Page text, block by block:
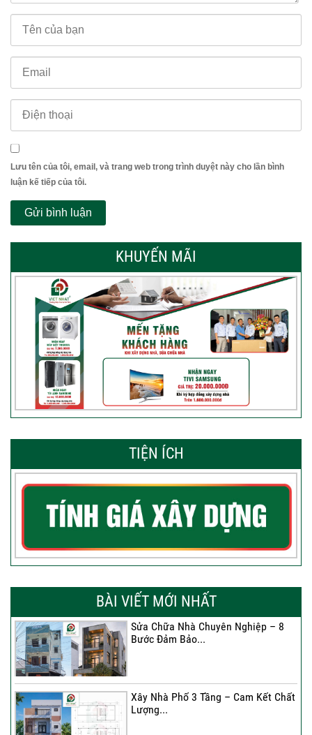
Lưu tên của tôi, email, và trang web trong trình duyệt này cho lần bình
luận kế tiếp của tôi.
KHUYẾN MÃI
TIỆN ÍCH
BÀI VIẾT MỚI NHẤT
Sửa Chữa Nhà Chuyên Nghiệp – 8
Bước Đảm Bảo...
Xây Nhà Phố 3 Tầng – Cam Kết Chất
Lượng...